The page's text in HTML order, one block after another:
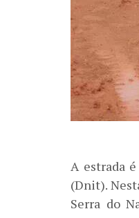
A estrada
(Dnit).
Serra do